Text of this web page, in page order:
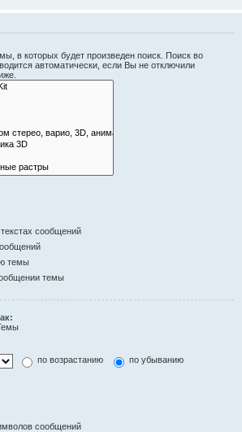
в которых будет произведен поиск. Поиск во
автоматически, если Вы не отключили
сообщений
темы
темы
по возрастанию
по убыванию
сообщений